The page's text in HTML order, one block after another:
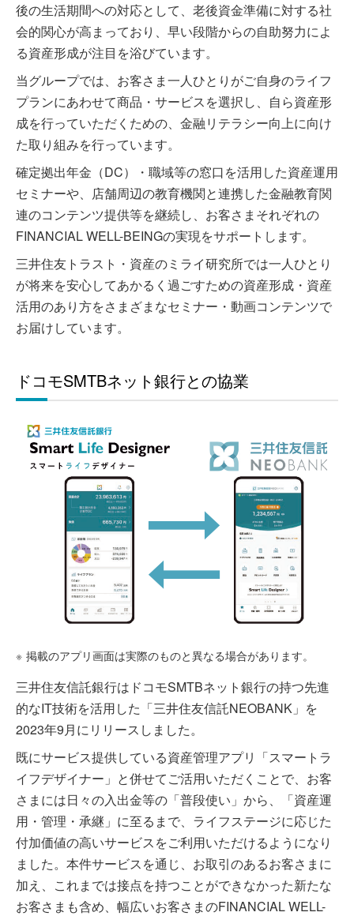
後の生活期間への対応として、老後資金準備に対する社
会的関心が高まっており、早い段階からの自助努力によ
る資産形成が注目を浴びています。
当グループでは、お客さま一人ひとりがご自身のライフ
プランにあわせて商品・サービスを選択し、自ら資産形
成を行っていただくための、金融リテラシー向上に向け
た取り組みを行っています。
確定拠出年金（DC）・職域等の窓口を活用した資産運用
セミナーや、店舗周辺の教育機関と連携した金融教育関
連のコンテンツ提供等を継続し、お客さまそれぞれの
FINANCIAL WELL-BEINGの実現をサポートします。
三井住友トラスト・資産のミライ研究所では一人ひとり
が将来を安心してあかるく過ごすための資産形成・資産
活用のあり方をさまざまなセミナー・動画コンテンツで
お届けしています。
ドコモSMTBネット銀行との協業
三井住友信託銀行はドコモSMTBネット銀行の持つ先進
的なIT技術を活用した「三井住友信託NEOBANK」を
2023年9月にリリースしました。
既にサービス提供している資産管理アプリ「スマートラ
イフデザイナー」と併せてご活用いただくことで、お客
さまには日々の入出金等の「普段使い」から、「資産運
用・管理・承継」に至るまで、ライフステージに応じた
付加価値の高いサービスをご利用いただけるようになり
ました。本件サービスを通じ、お取引のあるお客さまに
加え、これまでは接点を持つことができなかった新たな
お客さまも含め、幅広いお客さまのFINANCIAL WELL-
※ 掲載のアプリ画面は実際のものと異なる場合があります。